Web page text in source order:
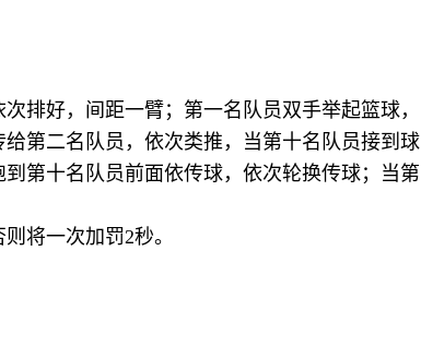
排好，间距一臂；第一名队员双手举起篮球，
第二名队员，依次类推，当第十名队员接到球
第十名队员前面依传球，依次轮换传球；当第
将一次加罚2秒。